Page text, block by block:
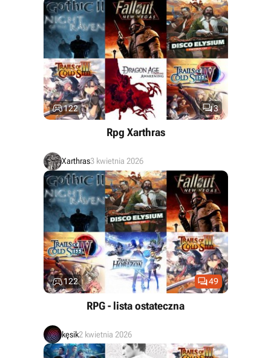
3
122
Rpg Xarthras
Xarthras3 kwietnia 2026
49
122
RPG - lista ostateczna
kęsik2 kwietnia 2026